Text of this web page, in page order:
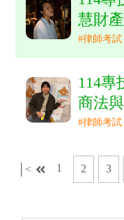
慧財
#律師考試
114專
商法
#律師考試
│< 1 2 3